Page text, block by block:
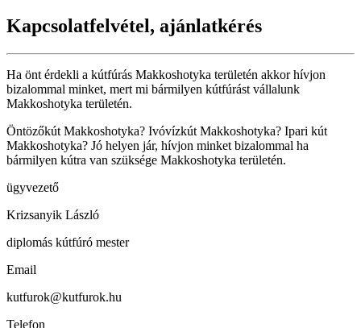
Kapcsolatfelvétel, ajánlatkérés
Ha önt érdekli a kútfúrás Makkoshotyka területén akkor hívjon
bizalommal minket, mert mi bármilyen kútfúrást vállalunk
Makkoshotyka területén.
Öntözőkút Makkoshotyka? Ivóvízkút Makkoshotyka? Ipari kút
Makkoshotyka? Jó helyen jár, hívjon minket bizalommal ha
bármilyen kútra van szüksége Makkoshotyka területén.
ügyvezető
Krizsanyik László
diplomás kútfúró mester
Email
kutfurok@kutfurok.hu
Telefon